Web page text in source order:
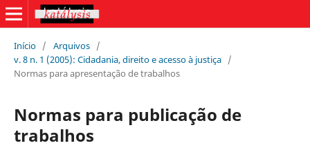
Início / Arquivos /
v. 8 n. 1 (2005): Cidadania, direito e acesso à justiça /
Normas para apresentação de trabalhos
Normas para publicação de
trabalhos